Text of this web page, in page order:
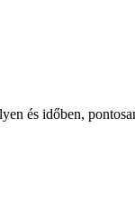
és időben,